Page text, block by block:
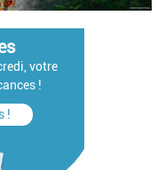
votre
!
!